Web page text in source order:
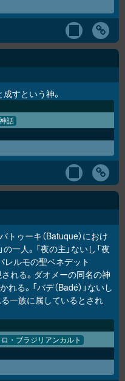
すという神。
話
トゥーキ（Batuque）におけ
の一人。「夜の主」ないし「夜
レルモの聖ベネデット
れる。ダオメーの同名の神
る。「バデ（Badé）」ないし
る一族に属しているとされ
ロ・ブラジリアンカルト